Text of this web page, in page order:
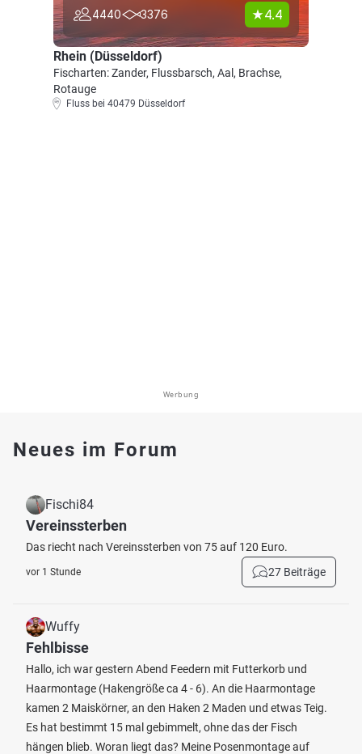
4440 3376 4.4
Rhein (Düsseldorf)
Fischarten: Zander, Flussbarsch, Aal, Brachse,
Rotauge
Fluss bei 40479 Düsseldorf
Werbung
Neues im Forum
Fischi84
Vereinssterben
Das riecht nach Vereinssterben von 75 auf 120 Euro.
vor 1 Stunde 27 Beiträge
Wuffy
Fehlbisse
Hallo, ich war gestern Abend Feedern mit Futterkorb und
Haarmontage (Hakengröße ca 4 - 6). An die Haarmontage
kamen 2 Maiskörner, an den Haken 2 Maden und etwas Teig.
Es hat bestimmt 15 mal gebimmelt, ohne das der Fisch
hängen blieb. Woran liegt das? Meine Posenmontage auf